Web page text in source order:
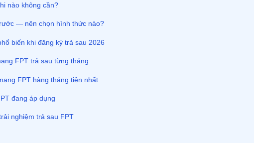
nào không cần?
— nên chọn hình thức nào?
biến khi đăng ký trả sau 2026
FPT trả sau từng tháng
FPT hàng tháng tiện nhất
đang áp dụng
nghiệm trả sau FPT